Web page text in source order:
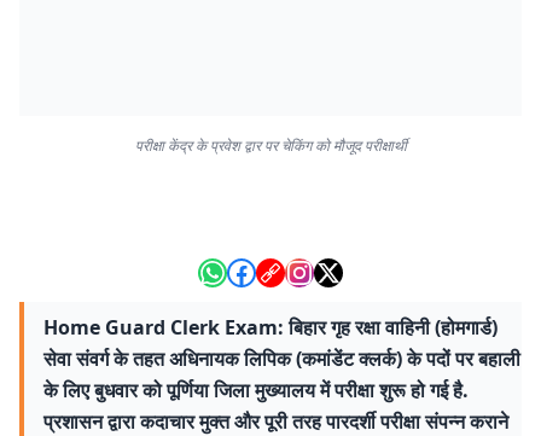
परीक्षा केंद्र के प्रवेश द्वार पर चेकिंग को मौजूद परीक्षार्थी
Home Guard Clerk Exam: बिहार गृह रक्षा वाहिनी (होमगार्ड)
सेवा संवर्ग के तहत अधिनायक लिपिक (कमांडेंट क्लर्क) के पदों पर बहाली
के लिए बुधवार को पूर्णिया जिला मुख्यालय में परीक्षा शुरू हो गई है.
प्रशासन द्वारा कदाचार मुक्त और पूरी तरह पारदर्शी परीक्षा संपन्न कराने